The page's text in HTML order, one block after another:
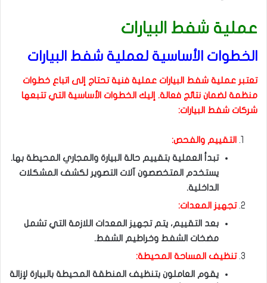
عملية شفط البيارات
الخطوات الأساسية لعملية شفط البيارات
تعتبر عملية شفط البيارات عملية فنية تحتاج إلى اتباع خطوات
منظمة لضمان نتائج فعالة. إليك الخطوات الأساسية التي تتبعها
شركات شفط البيارات:
التقييم والفحص:
تبدأ العملية بتقييم حالة البيارة والمجاري المحيطة بها.
يستخدم المتخصصون آلات التصوير لكشف المشكلات
الداخلية.
تجهيز المعدات:
بعد التقييم، يتم تجهيز المعدات اللازمة التي تشمل
مضخات الشفط وخراطيم الشفط.
تنظيف المساحة المحيطة:
يقوم العاملون بتنظيف المنطقة المحيطة بالبيارة لإزالة